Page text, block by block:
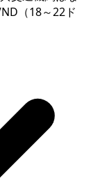
（18～22ド